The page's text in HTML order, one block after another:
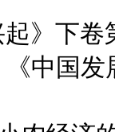
》下
中国发